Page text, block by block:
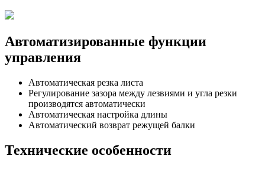
Автоматизированные функции
управления
Автоматическая резка листа
Регулирование зазора между лезвиями и угла резки
производятся автоматически
Автоматическая настройка длины
Автоматический возврат режущей балки
Технические особенности